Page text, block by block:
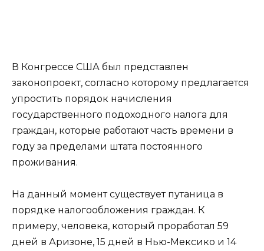
В Конгрессе США был представлен
законопроект, согласно которому предлагается
упростить порядок начисления
государственного подоходного налога для
граждан, которые работают часть времени в
году за пределами штата постоянного
проживания.
На данный момент существует путаница в
порядке налогообложения граждан. К
примеру, человека, который проработал 59
дней в Аризоне, 15 дней в Нью-Мексико и 14